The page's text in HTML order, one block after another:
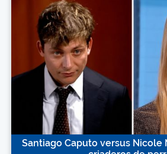
Santiago Caputo versus Nicole